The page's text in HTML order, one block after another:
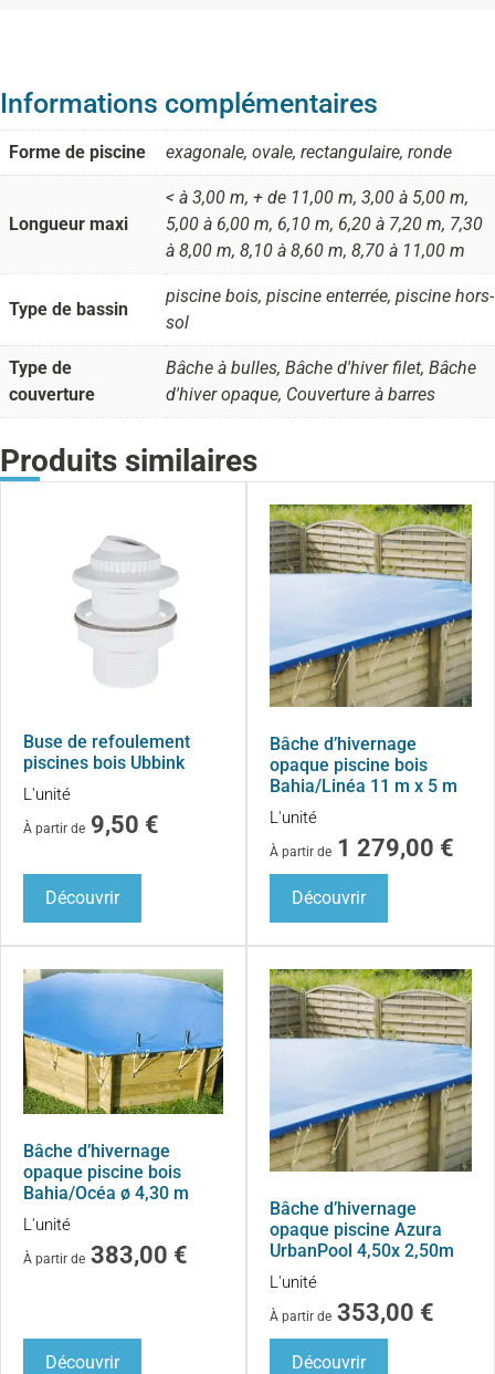
Informations complémentaires
Forme de piscine exagonale, ovale, rectangulaire, ronde
Longueur maxi
< à 3,00 m, + de 11,00 m, 3,00 à 5,00 m,
5,00 à 6,00 m, 6,10 m, 6,20 à 7,20 m, 7,30
à 8,00 m, 8,10 à 8,60 m, 8,70 à 11,00 m
Type de bassin
piscine bois, piscine enterrée, piscine hors-
sol
Type de
couverture
Bâche à bulles, Bâche d'hiver filet, Bâche
d'hiver opaque, Couverture à barres
Produits similaires
Buse de refoulement
piscines bois Ubbink
L'unité
À partir de 9,50 €
Découvrir
Bâche d’hivernage
opaque piscine bois
Bahia/Linéa 11 m x 5 m
L'unité
À partir de 1 279,00 €
Découvrir
Bâche d’hivernage
opaque piscine bois
Bahia/Océa ø 4,30 m
L'unité
À partir de 383,00 €
Découvrir
Bâche d’hivernage
opaque piscine Azura
UrbanPool 4,50x 2,50m
L'unité
À partir de 353,00 €
Découvrir